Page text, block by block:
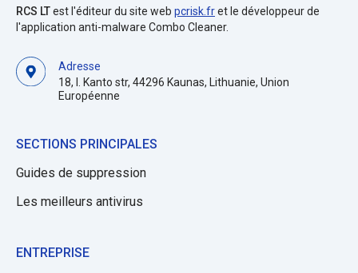
RCS LTest l'éditeur du site web pcrisk.fret le développeur de
l'application anti-malware Combo Cleaner.
Adresse
18, I. Kanto str, 44296 Kaunas, Lithuanie, Union
Européenne
SECTIONS PRINCIPALES
Guides de suppression
Les meilleurs antivirus
ENTREPRISE